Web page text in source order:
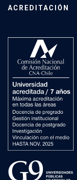
ACREDITACIÓN